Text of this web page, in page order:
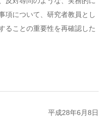
項について、研究者教員とし
ることの重要性を再確認した
平成28年6月8日